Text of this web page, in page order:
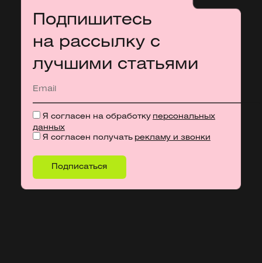
Подпишитесь
на рассылку с
лучшими статьями
Я согласен на обработку персональных
данных
Я согласен получать рекламу и звонки